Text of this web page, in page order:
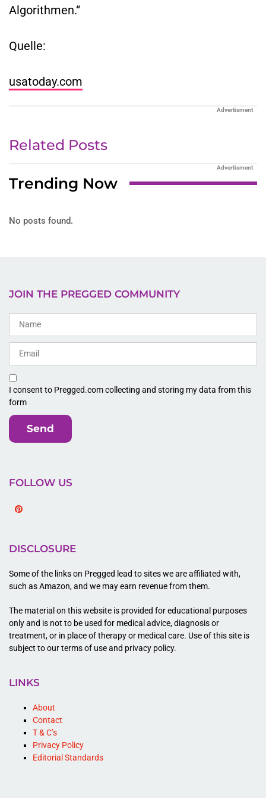
Algorithmen.“
Quelle:
usatoday.com
Advertisment
Related Posts
Advertisment
Trending Now
No posts found.
JOIN THE PREGGED COMMUNITY
I consent to Pregged.com collecting and storing my data from this
form
Send
FOLLOW US
DISCLOSURE
Some of the links on Pregged lead to sites we are affiliated with,
such as Amazon, and we may earn revenue from them.
The material on this website is provided for educational purposes
only and is not to be used for medical advice, diagnosis or
treatment, or in place of therapy or medical care. Use of this site is
subject to our terms of use and privacy policy.
LINKS
About
Contact
T & C’s
Privacy Policy
Editorial Standards